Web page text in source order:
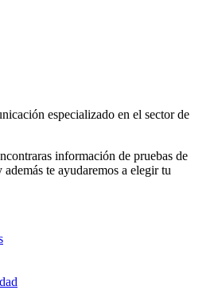
especializado en el sector de
información de pruebas de
te ayudaremos a elegir tu